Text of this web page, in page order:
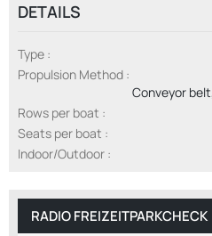
DETAILS
Type
Propulsion Method
Conveyor
Rows per boat
Seats per boat
Indoor/Outdoor
RADIO FREIZEITPARKCHECK